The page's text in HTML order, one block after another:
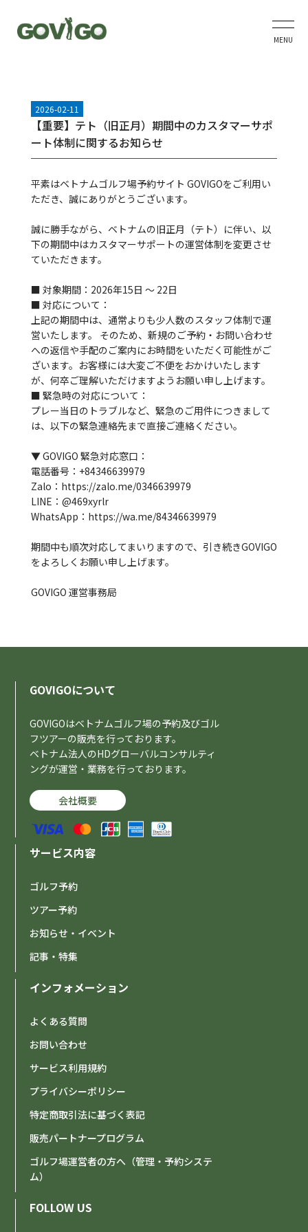
MENU
2026-02-11
【重要】テト（旧正月）期間中のカスタマーサポ
ート体制に関するお知らせ
平素はベトナムゴルフ場予約サイト GOVIGOをご利用い
ただき、誠にありがとうございます。
誠に勝手ながら、ベトナムの旧正月（テト）に伴い、以
下の期間中はカスタマーサポートの運営体制を変更させ
ていただきます。
■ 対象期間：2026年15日 ～ 22日
■ 対応について：
上記の期間中は、通常よりも少人数のスタッフ体制で運
営いたします。 そのため、新規のご予約・お問い合わせ
への返信や手配のご案内にお時間をいただく可能性がご
ざいます。お客様には大変ご不便をおかけいたします
が、何卒ご理解いただけますようお願い申し上げます。
■ 緊急時の対応について：
プレー当日のトラブルなど、緊急のご用件につきまして
は、以下の緊急連絡先まで直接ご連絡ください。
▼ GOVIGO 緊急対応窓口：
電話番号：+84346639979
Zalo：https://zalo.me/0346639979
LINE：@469xyrlr
WhatsApp：https://wa.me/84346639979
期間中も順次対応してまいりますので、引き続きGOVIGO
をよろしくお願い申し上げます。
GOVIGO 運営事務局
GOVIGOについて
GOVIGOはベトナムゴルフ場の予約及びゴル
フツアーの販売を行っております。
ベトナム法人のHDグローバルコンサルティ
ングが運営・業務を行っております。
会社概要
サービス内容
ゴルフ予約
ツアー予約
お知らせ・イベント
記事・特集
インフォメーション
よくある質問
お問い合わせ
サービス利用規約
プライバシーポリシー
特定商取引法に基づく表記
販売パートナープログラム
ゴルフ場運営者の方へ（管理・予約システ
ム）
FOLLOW US